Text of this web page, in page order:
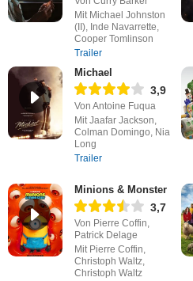
Mit Michael Johnston
(II), Inde Navarrette,
Cooper Tomlinson
Trailer
Michael
3,9
Von Antoine Fuqua
Mit Jaafar Jackson,
Colman Domingo, Nia
Long
Trailer
Minions & Monster
3,7
Von Pierre Coffin,
Patrick Delage
Mit Pierre Coffin,
Christoph Waltz,
Christoph Waltz